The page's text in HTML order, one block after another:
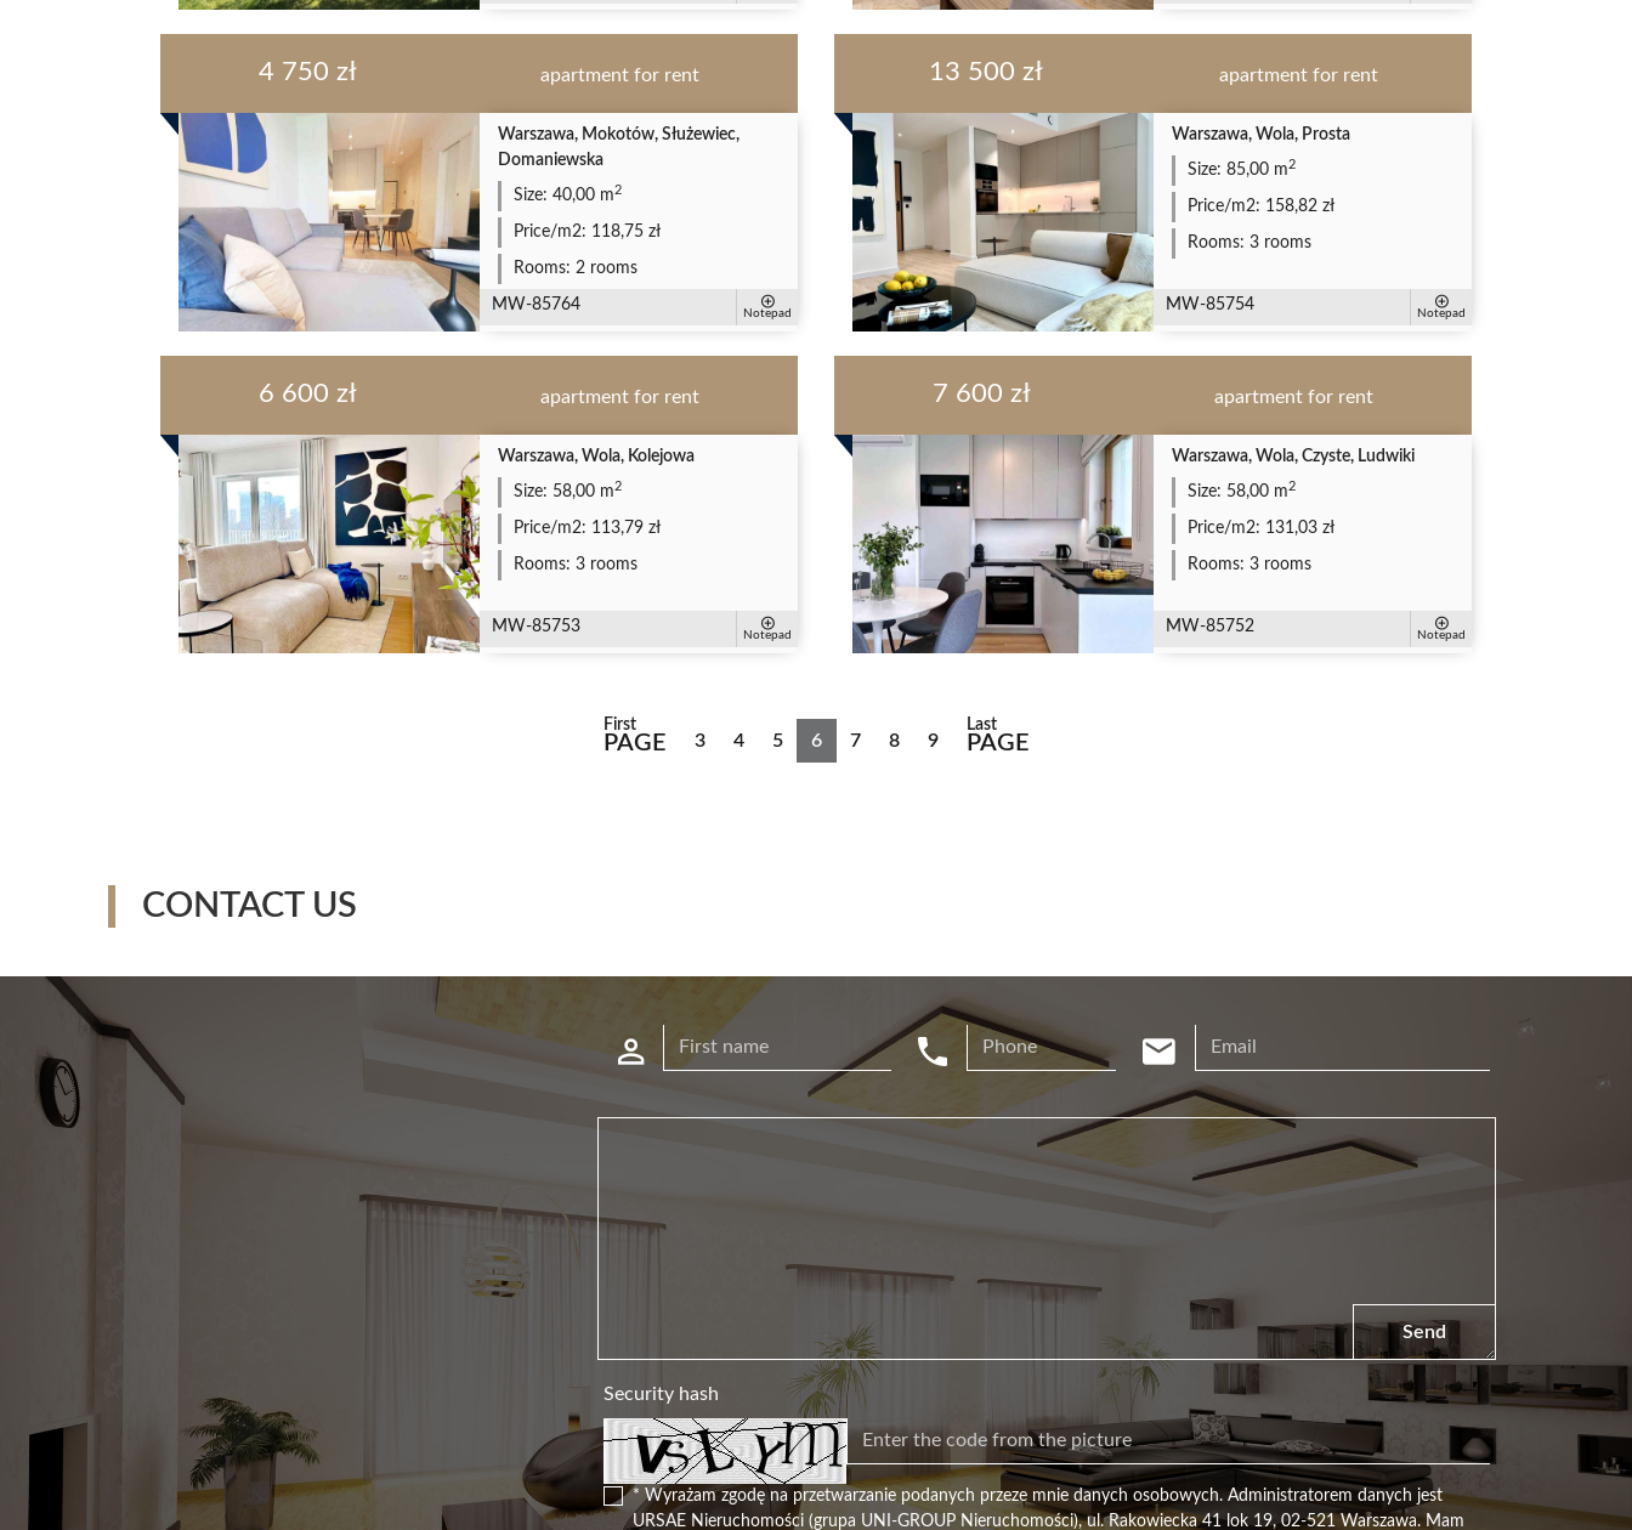
4 750 zł apartment for rent
Warszawa, Mokotów, Służewiec,
Domaniewska
Size: 40,00 m 2
Price/m2: 118,75 zł
Rooms: 2 rooms
MW-85764
Notepad
13 500 zł apartment for rent
Warszawa, Wola, Prosta
Size: 85,00 m 2
Price/m2: 158,82 zł
Rooms: 3 rooms
MW-85754
Notepad
6 600 zł apartment for rent
Warszawa, Wola, Kolejowa
Size: 58,00 m 2
Price/m2: 113,79 zł
Rooms: 3 rooms
MW-85753
Notepad
7 600 zł apartment for rent
Warszawa, Wola, Czyste, Ludwiki
Size: 58,00 m 2
Price/m2: 131,03 zł
Rooms: 3 rooms
MW-85752
Notepad
First
PAGE 3 4 5 6 7 8 9
Last
PAGE
CONTACT US
Send
Security hash
* Wyrażam zgodę na przetwarzanie podanych przeze mnie danych osobowych. Administratorem danych jest
URSAE Nieruchomości (grupa UNI-GROUP Nieruchomości), ul. Rakowiecka 41 lok 19, 02-521 Warszawa. Mam